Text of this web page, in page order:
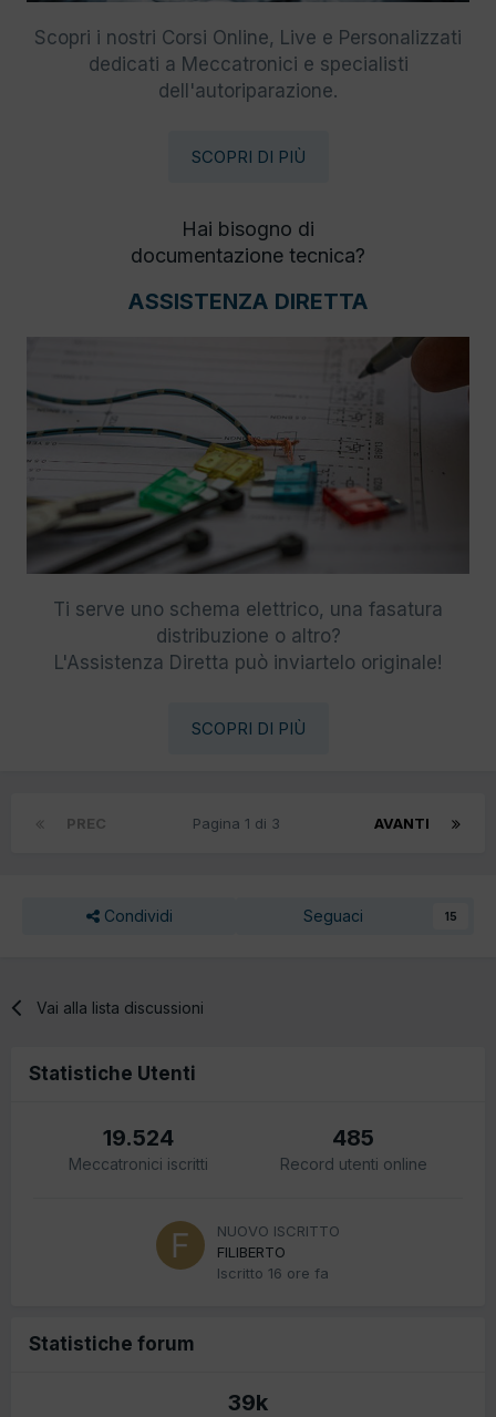
Scopri i nostri Corsi Online, Live e Personalizzati
dedicati a Meccatronici e specialisti
dell'autoriparazione.
SCOPRI DI PIÙ
Hai bisogno di
documentazione tecnica?
ASSISTENZA DIRETTA
Ti serve uno schema elettrico, una fasatura
distribuzione o altro?
L'Assistenza Diretta può inviartelo originale!
SCOPRI DI PIÙ
PREC AVANTI
Pagina 1 di 3
Condividi Seguaci 15
Vai alla lista discussioni
Statistiche Utenti
19.524
Meccatronici iscritti
485
Record utenti online
NUOVO ISCRITTO
FILIBERTO
Iscritto 16 ore fa
Statistiche forum
39k